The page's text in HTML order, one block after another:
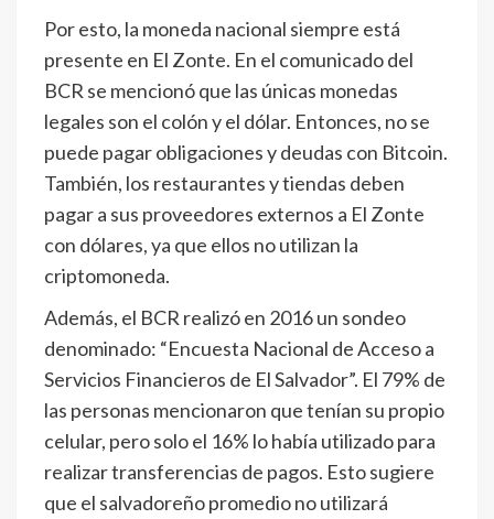
Por esto, la moneda nacional siempre está
presente en El Zonte. En el comunicado del
BCR se mencionó que las únicas monedas
legales son el colón y el dólar. Entonces, no se
puede pagar obligaciones y deudas con Bitcoin.
También, los restaurantes y tiendas deben
pagar a sus proveedores externos a El Zonte
con dólares, ya que ellos no utilizan la
criptomoneda.
Además, el BCR realizó en 2016 un sondeo
denominado: “Encuesta Nacional de Acceso a
Servicios Financieros de El Salvador”. El 79% de
las personas mencionaron que tenían su propio
celular, pero solo el 16% lo había utilizado para
realizar transferencias de pagos. Esto sugiere
que el salvadoreño promedio no utilizará